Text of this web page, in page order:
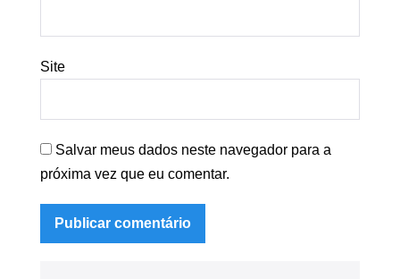
Site
Salvar meus dados neste navegador para a
próxima vez que eu comentar.